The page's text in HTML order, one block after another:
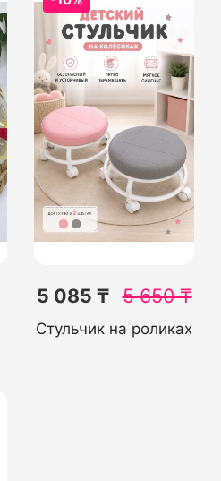
5 085 ₸ 5 650₸
Стульчик на роликах